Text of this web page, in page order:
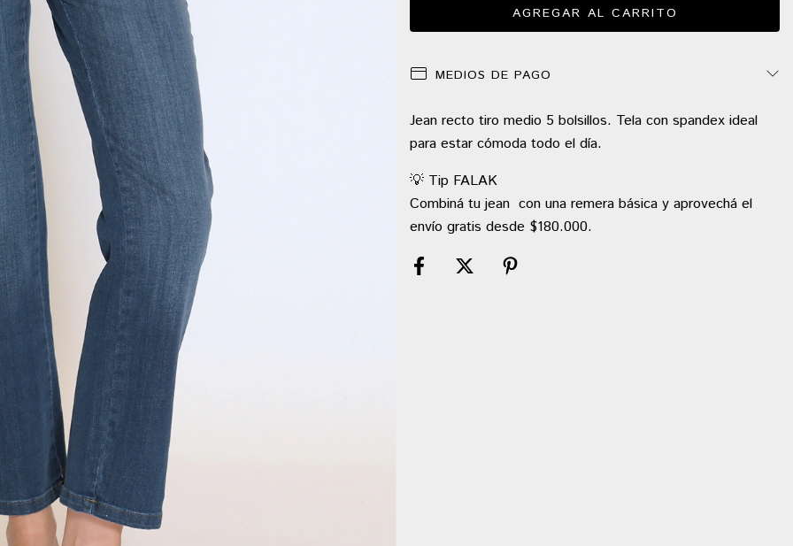
MEDIOS DE PAGO
Jean recto tiro medio 5 bolsillos. Tela con spandex ideal
para estar cómoda todo el día.
💡 Tip FALAK
Combiná tu jean con una remera básica y aprovechá el
envío gratis desde $180.000.